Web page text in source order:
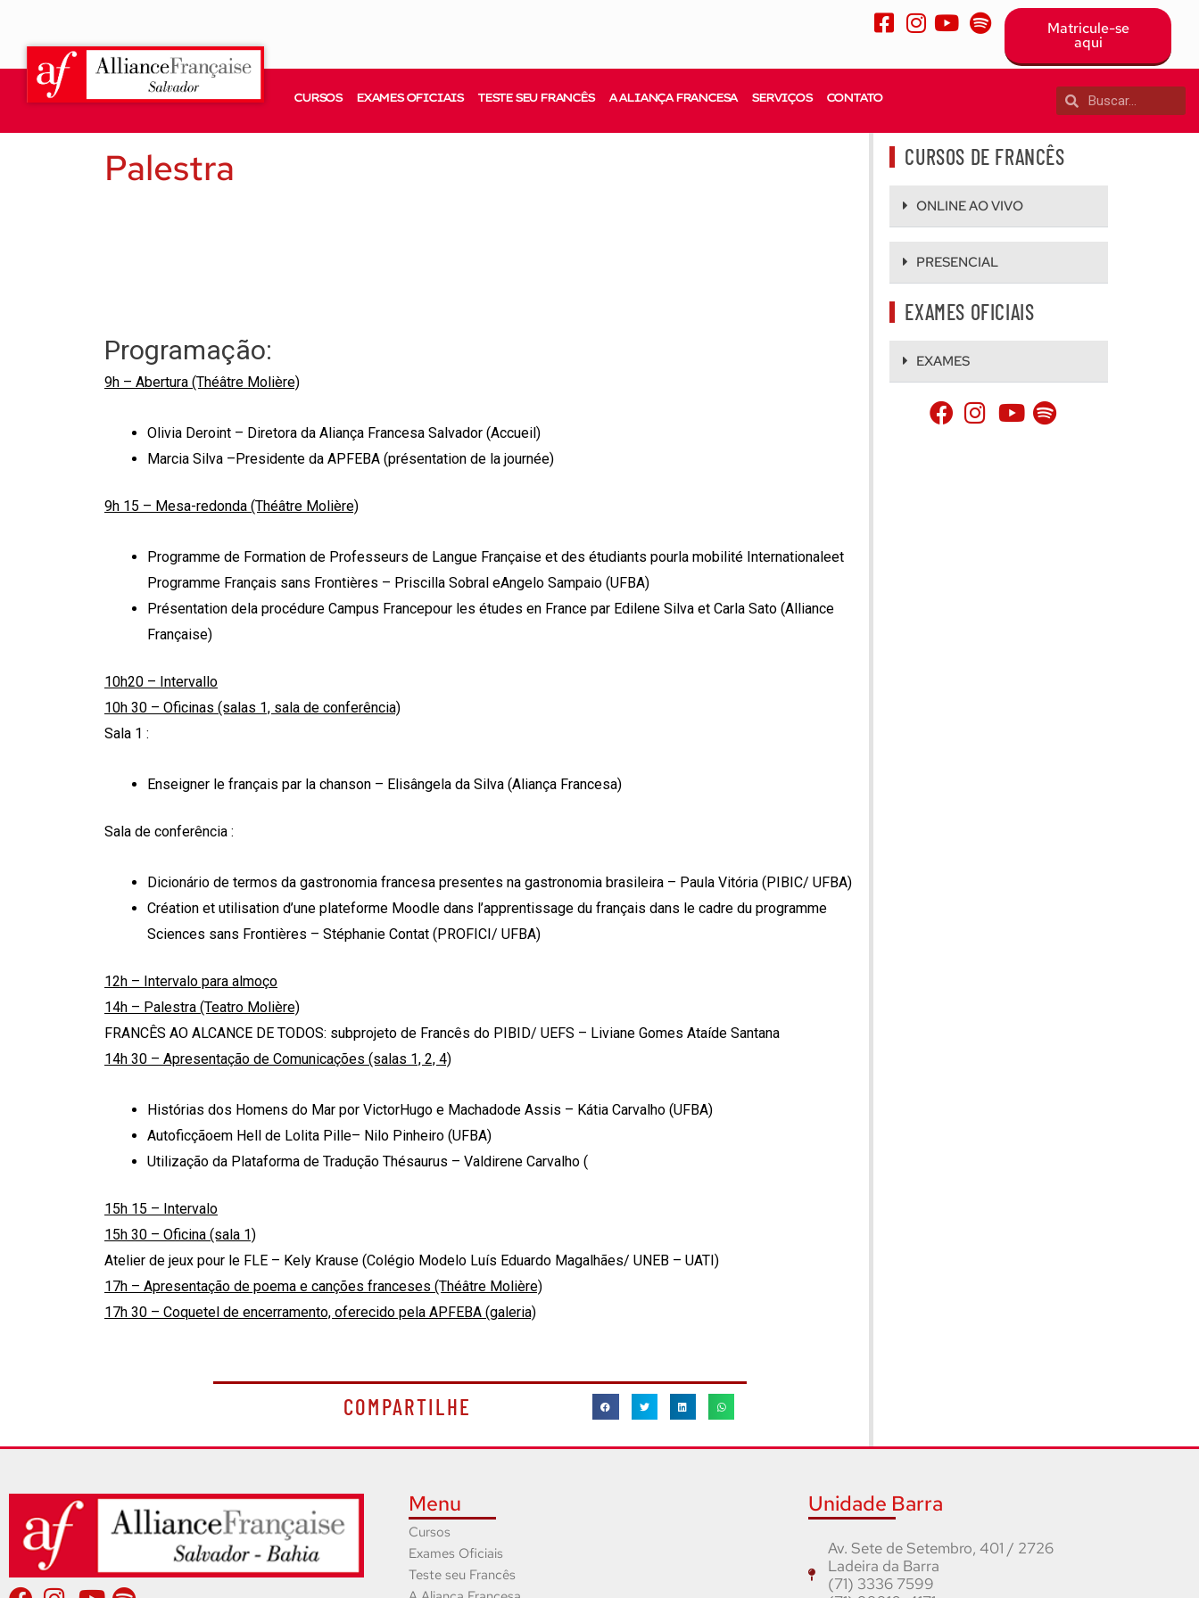
Matricule-se
aqui
CURSOS EXAMES OFICIAIS TESTE SEU FRANCÊS A ALIANÇA FRANCESA SERVIÇOS CONTATO
Palestra
Programação:
9h – Abertura (Théâtre Molière)
Olivia Deroint – Diretora da Aliança Francesa Salvador (Accueil)
Marcia Silva –Presidente da APFEBA (présentation de la journée)
9h 15 – Mesa-redonda (Théâtre Molière)
Programme de Formation de Professeurs de Langue Française et des étudiants pourla mobilité Internationaleet
Programme Français sans Frontières – Priscilla Sobral eAngelo Sampaio (UFBA)
Présentation dela procédure Campus Francepour les études en France par Edilene Silva et Carla Sato (Alliance
Française)
10h20 – Intervallo
10h 30 – Oficinas (salas 1, sala de conferência)
Sala 1 :
Enseigner le français par la chanson – Elisângela da Silva (Aliança Francesa)
Sala de conferência :
Dicionário de termos da gastronomia francesa presentes na gastronomia brasileira – Paula Vitória (PIBIC/ UFBA)
Création et utilisation d’une plateforme Moodle dans l’apprentissage du français dans le cadre du programme
Sciences sans Frontières – Stéphanie Contat (PROFICI/ UFBA)
12h – Intervalo para almoço
14h – Palestra (Teatro Molière)
FRANCÊS AO ALCANCE DE TODOS: subprojeto de Francês do PIBID/ UEFS – Liviane Gomes Ataíde Santana
14h 30 – Apresentação de Comunicações (salas 1, 2, 4)
Histórias dos Homens do Mar por VictorHugo e Machadode Assis – Kátia Carvalho (UFBA)
Autoficçãoem Hell de Lolita Pille– Nilo Pinheiro (UFBA)
Utilização da Plataforma de Tradução Thésaurus – Valdirene Carvalho (
15h 15 – Intervalo
15h 30 – Oficina (sala 1)
Atelier de jeux pour le FLE – Kely Krause (Colégio Modelo Luís Eduardo Magalhães/ UNEB – UATI)
17h – Apresentação de poema e canções franceses (Théâtre Molière)
17h 30 – Coquetel de encerramento, oferecido pela APFEBA (galeria)
COMPARTILHE
CURSOS DE FRANCÊS
ONLINE AO VIVO
PRESENCIAL
EXAMES OFICIAIS
EXAMES
Menu
Cursos
Exames Oficiais
Teste seu Francês
Unidade Barra
Av. Sete de Setembro, 401 / 2726
Ladeira da Barra
(71) 3336 7599